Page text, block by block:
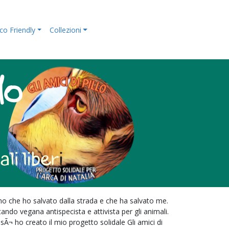
Friendly Collezioni
che ho salvato dalla strada e che ha salvato me.
vegana antispecista e attivista per gli animali.
ho creato il mio progetto solidale Gli amici di